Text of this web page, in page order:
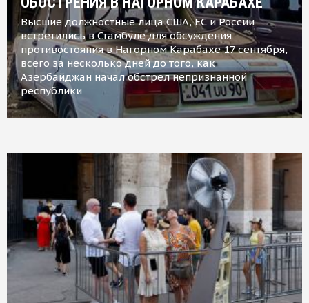
Высшие должностные лица США, ЕС и России
встретились в Стамбуле для обсуждения
противостояния в Нагорном Карабахе 17 сентября,
всего за несколько дней до того, как
Азербайджан начал обстрел непризнанной
республики